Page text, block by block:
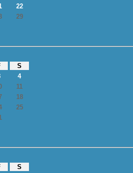
22
29
S
4
11
18
25
S